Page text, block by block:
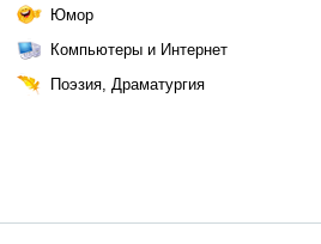
Юмор
Компьютеры и Интернет
Поэзия, Драматургия